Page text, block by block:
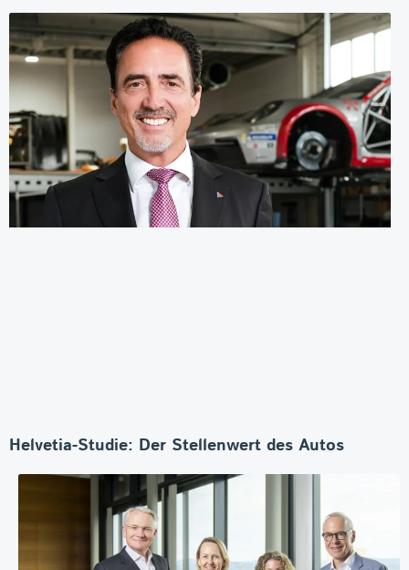
Helvetia-Studie: Der Stellenwert des Autos